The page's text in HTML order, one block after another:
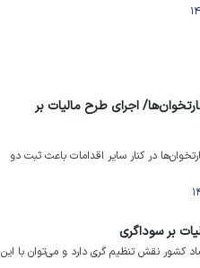
اجرای طرح مالیات بر
در کنار سایر اقدامات باعث ثبت دو
بر سوداگری
کشور نقش تنظیم گری دارد و می‌توان با این